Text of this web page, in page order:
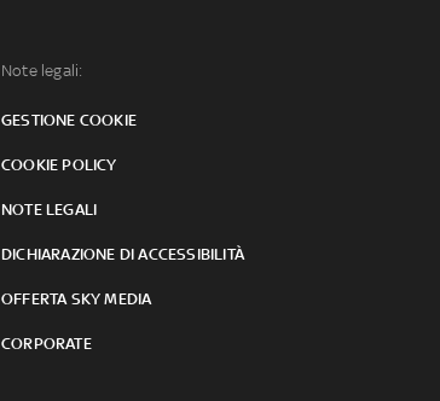
Note legali:
GESTIONE COOKIE
COOKIE POLICY
NOTE LEGALI
DICHIARAZIONE DI ACCESSIBILITÀ
OFFERTA SKY MEDIA
CORPORATE